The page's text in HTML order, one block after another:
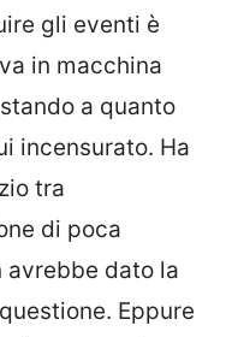
gli eventi è
in macchina
a quanto
incensurato. Ha
tra
di poca
avrebbe dato la
Eppure